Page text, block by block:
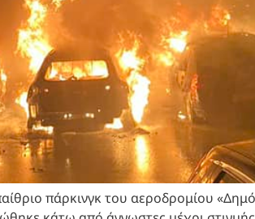
πάρκινγκ του αεροδρομίου